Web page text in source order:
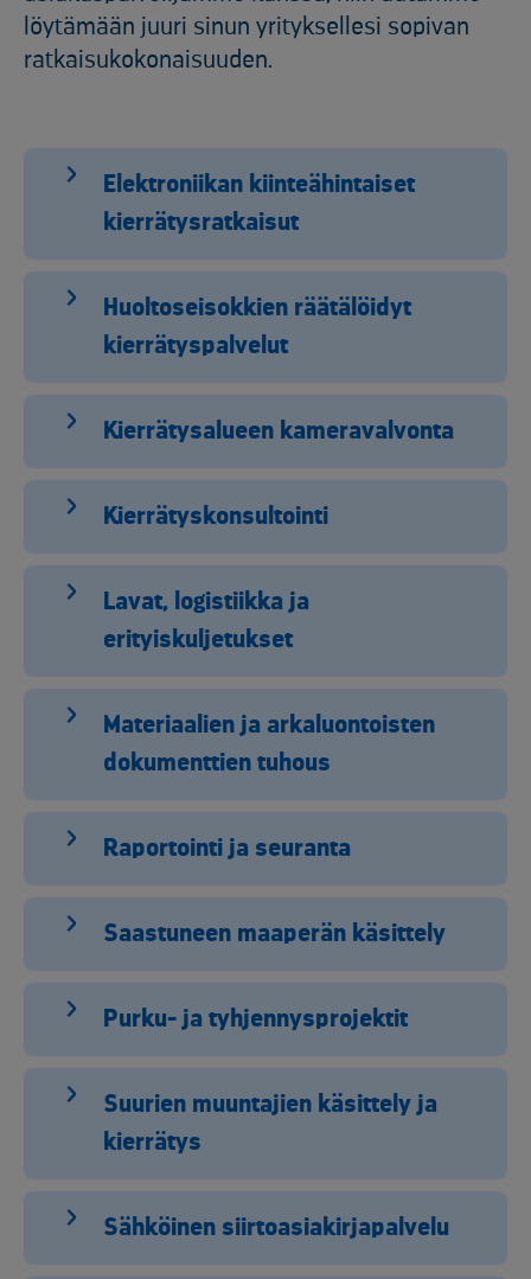
löytämään juuri sinun yrityksellesi sopivan
ratkaisukokonaisuuden.
Elektroniikan kiinteähintaiset
kierrätysratkaisut
Huoltoseisokkien räätälöidyt
kierrätyspalvelut
Kierrätysalueen kameravalvonta
Kierrätyskonsultointi
Lavat, logistiikka ja
erityiskuljetukset
Materiaalien ja arkaluontoisten
dokumenttien tuhous
Raportointi ja seuranta
Saastuneen maaperän käsittely
Purku- ja tyhjennysprojektit
Suurien muuntajien käsittely ja
kierrätys
Sähköinen siirtoasiakirjapalvelu